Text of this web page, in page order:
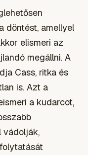
döntést, amellyel
elismeri az
megállni. A
Cass, ritka és
is. Azt a
a kudarcot,
vádolják,